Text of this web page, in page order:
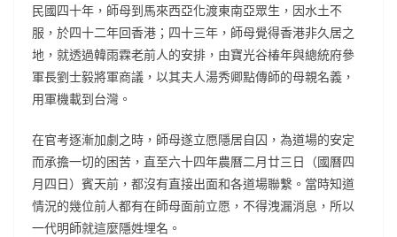
民國四十年，師母到馬來西亞化渡東南亞眾生，因水土不
服，於四十二年回香港；四十三年，師母覺得香港非久居之
地，就透過韓雨霖老前人的安排，由寶光谷椿年與總統府參
軍長劉士毅將軍商議，以其夫人湯秀卿點傳師的母親名義，
用軍機載到台灣。
在官考逐漸加劇之時，師母遂立愿隱居自囚，為道場的安定
而承擔一切的困苦，直至六十四年農曆二月廿三日（國曆四
月四日）賓天前，都沒有直接出面和各道場聯繫。當時知道
情況的幾位前人都有在師母面前立愿，不得洩漏消息，所以
一代明師就這麼隱姓埋名。